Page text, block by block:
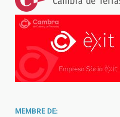
MEMBRE DE: